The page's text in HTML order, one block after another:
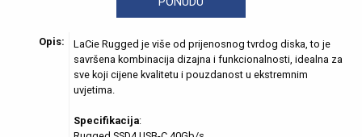
Opis:
LaCie Rugged je više od prijenosnog tvrdog diska, to je
savršena kombinacija dizajna i funkcionalnosti, idealna za
sve koji cijene kvalitetu i pouzdanost u ekstremnim
uvjetima.
Specifikacija: